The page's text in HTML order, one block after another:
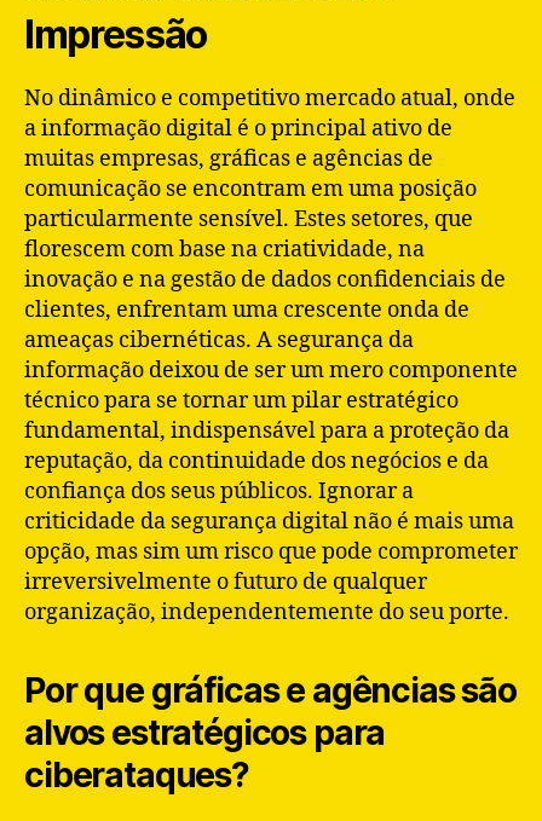
Impressão
No dinâmico e competitivo mercado atual, onde
a informação digital é o principal ativo de
muitas empresas, gráficas e agências de
comunicação se encontram em uma posição
particularmente sensível. Estes setores, que
florescem com base na criatividade, na
inovação e na gestão de dados confidenciais de
clientes, enfrentam uma crescente onda de
ameaças cibernéticas. A segurança da
informação deixou de ser um mero componente
técnico para se tornar um pilar estratégico
fundamental, indispensável para a proteção da
reputação, da continuidade dos negócios e da
confiança dos seus públicos. Ignorar a
criticidade da segurança digital não é mais uma
opção, mas sim um risco que pode comprometer
irreversivelmente o futuro de qualquer
organização, independentemente do seu porte.
Por que gráficas e agências são
alvos estratégicos para
ciberataques?